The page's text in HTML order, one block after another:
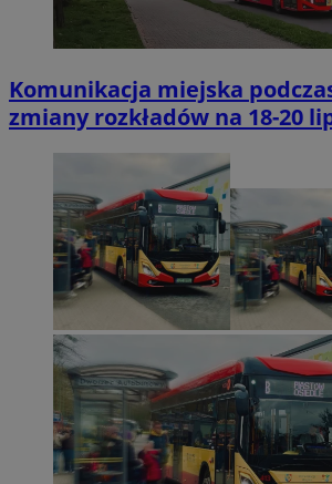
Komunikacja miejska
zmiany rozkładów na 18-20